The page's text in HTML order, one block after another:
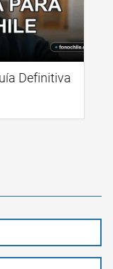
Definitiva